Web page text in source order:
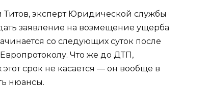
Титов, эксперт Юридической службы
заявление на возмещение ущерба
со следующих суток после
Что же до ДТП,
срок не касается — он вообще в
нюансы.